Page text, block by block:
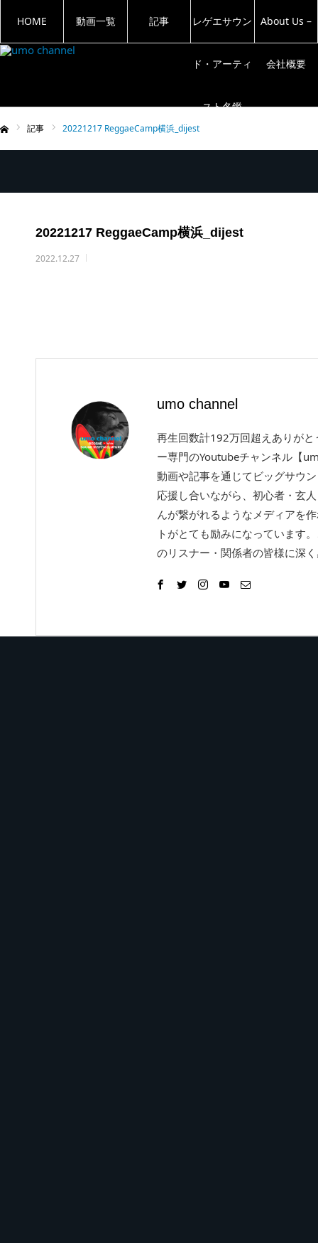
HOME 動画一覧 記事 レゲエサウン
ド・アーティ
スト名鑑
About Us –
会社概要
記事 20221217 ReggaeCamp横浜_dijest
20221217 ReggaeCamp横浜_dijest
2022.12.27
umo channel
再生回数計192万回超えありが
ー専門のYoutubeチャンネル【
動画や記事を通じてビッグサウ
応援し合いながら、初心者・玄
んが繋がれるようなメディアを
トがとても励みになっています
のリスナー・関係者の皆様に深